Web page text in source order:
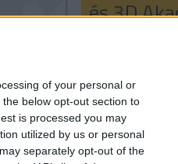
of your personal or
below opt-out section to
is processed you may
utilized by us or personal
separately opt-out of the
és 3D
ajándékba!
E-mail cím:
Név: